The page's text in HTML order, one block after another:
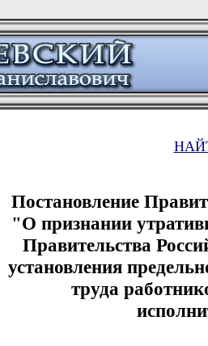
Постановление
"О признании
Правительства
установления
труда